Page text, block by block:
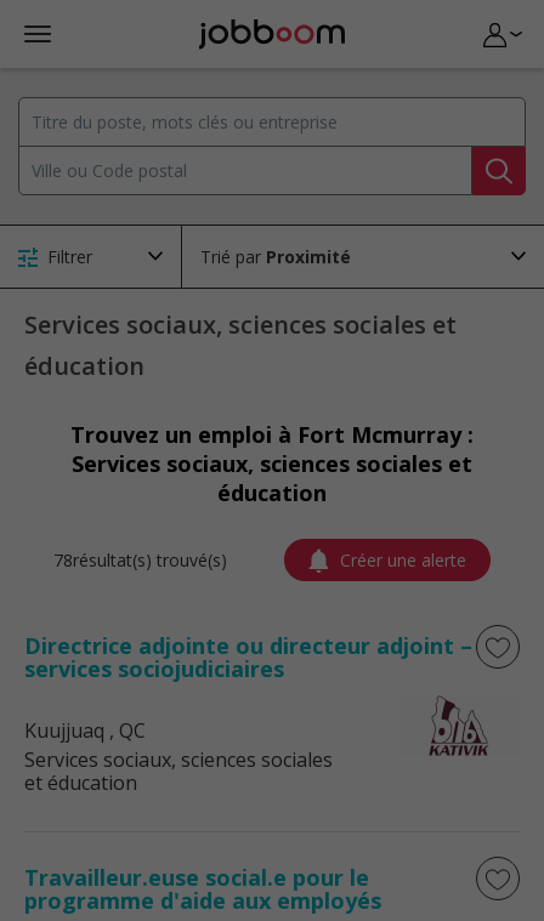
Filtrer Trié par
Services sociaux, sciences sociales et
éducation
Trouvez un emploi à Fort Mcmurray :
Services sociaux, sciences sociales et
éducation
78résultat(s) trouvé(s) Créer une alerte
Directrice adjointe ou directeur adjoint –
services sociojudiciaires
Kuujjuaq , QC
Services sociaux, sciences sociales
et éducation
Travailleur.euse social.e pour le
programme d'aide aux employés